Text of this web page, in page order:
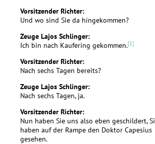
Vorsitzender Richter:
Und wo sind Sie da hingekommen?
Zeuge Lajos Schlinger:
Ich bin nach Kaufering gekommen.[1]
Vorsitzender Richter:
Nach sechs Tagen bereits?
Zeuge Lajos Schlinger:
Nach sechs Tagen, ja.
Vorsitzender Richter:
Nun haben Sie uns also eben geschildert,
haben auf der Rampe den Doktor Capesius
gesehen.